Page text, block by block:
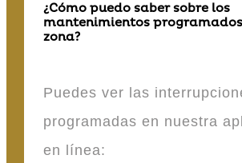
¿Cómo puedo saber sobre los
mantenimientos
zona?
Puedes ver las
programadas en nuestra
en línea: